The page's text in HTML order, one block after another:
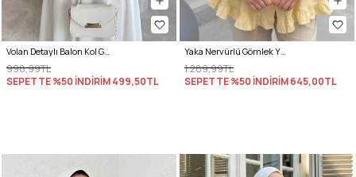
Volan Detaylı Balon Kol Gömlek Y0095 - BEBE MAVİSİ
998,99TL
SEPETTE %50 İNDİRİM499,50TL
Yaka Nervürlü Gömlek Y0109 - AÇIK SARI
1.289,99TL
SEPETTE %50 İNDİRİM645,00TL